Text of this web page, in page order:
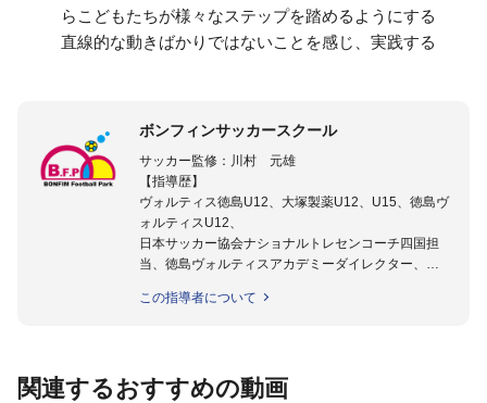
らこどもたちが様々なステップを踏めるようにする
直線的な動きばかりではないことを感じ、実践する
ボンフィンサッカースクール
サッカー監修：川村 元雄
【指導歴】
ヴォルティス徳島U12、大塚製薬U12、U15、徳島ヴ
ォルティスU12、
日本サッカー協会ナショナルトレセンコーチ四国担
当、徳島ヴォルティスアカデミーダイレクター、
日本サッカー協会公認B級養成講習会インストラクタ
協会公認キッズリーダーチーフインストラクター
この指導者について
関連するおすすめの動画